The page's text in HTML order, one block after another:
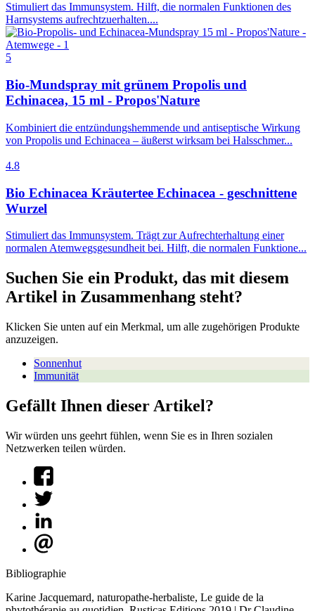
Stimuliert das Immunsystem. Hilft, die normalen Funktionen des
Harnsystems aufrechtzuerhalten....
5
Bio-Mundspray mit grünem Propolis und
Echinacea, 15 ml - Propos'Nature
Kombiniert die entzündungshemmende und antiseptische Wirkung
von Propolis und Echinacea – äußerst wirksam bei Halsschmer...
4.8
Bio Echinacea Kräutertee Echinacea - geschnittene
Wurzel
Stimuliert das Immunsystem. Trägt zur Aufrechterhaltung einer
normalen Atemwegsgesundheit bei. Hilft, die normalen Funktione...
Suchen Sie ein Produkt, das mit diesem
Artikel in Zusammenhang steht?
Klicken Sie unten auf ein Merkmal, um alle zugehörigen Produkte
anzuzeigen.
Sonnenhut
Immunität
Gefällt Ihnen dieser Artikel?
Wir würden uns geehrt fühlen, wenn Sie es in Ihren sozialen
Netzwerken teilen würden.
Bibliographie
Karine Jacquemard, naturopathe-herbaliste, Le guide de la